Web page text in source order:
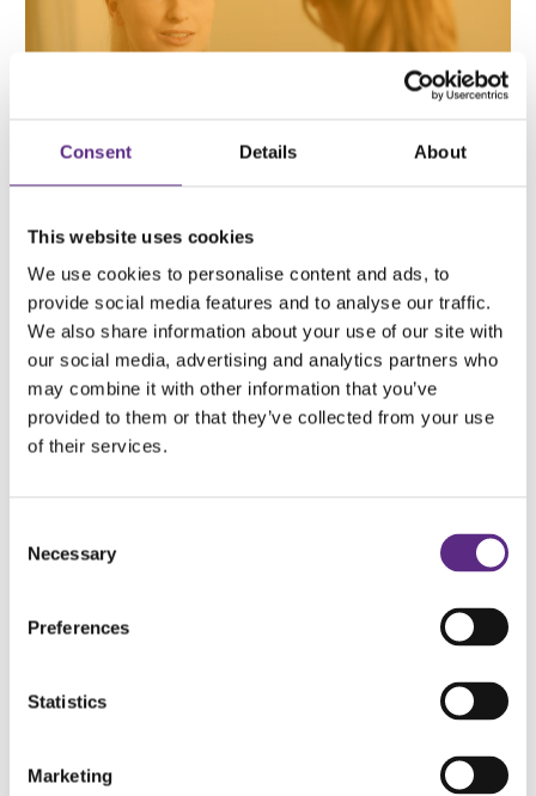
Consent Details About
This website uses cookies
We use cookies to personalise content and ads, to
provide social media features and to analyse our traffic.
We also share information about your use of our site with
our social media, advertising and analytics partners who
may combine it with other information that you’ve
provided to them or that they’ve collected from your use
of their services.
Selection
Necessary
Preferences
Statistics
Marketing
Alle fortjener en trygg hverdag
Reisen fra anfallsredsel til
hverdagsmestring kan være
vanskelig. Epilepsiforbundet
tilbyr råd og støtte på veien.
Meld deg inn i dag og støtt vårt viktige
rådgivningsarbeid.